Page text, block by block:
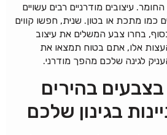
עיצובים מודרניים רבים עשויים
כמו מתכת או בטון. שנית, חפשו קווים
בחרו צבע המשלים את עיצוב
אלו, אתם בטוח תמצאו את
לגינה שלכם מהפך מודרני.
בהירים
בגינון שלכם